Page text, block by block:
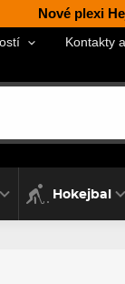
Nové plexi
Kontakty
Hokejbal